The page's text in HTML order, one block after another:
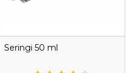
Seringi 50 ml